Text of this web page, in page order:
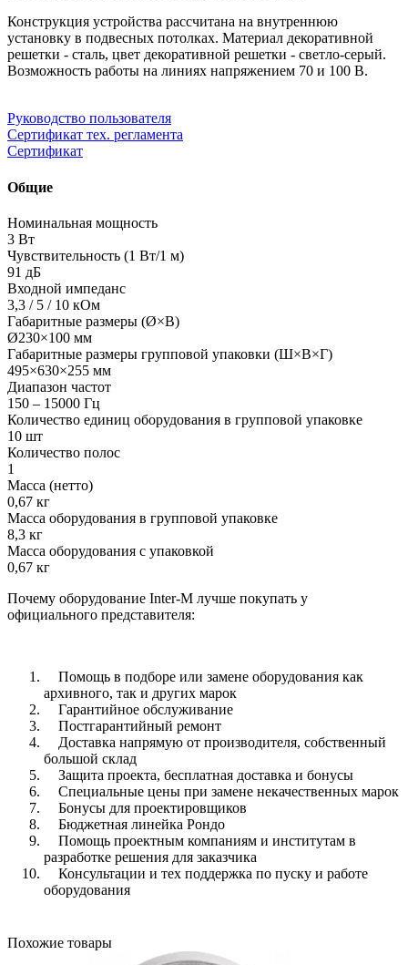
Конструкция устройства рассчитана на внутреннюю
установку в подвесных потолках. Материал декоративной
решетки - сталь, цвет декоративной решетки - светло-серый.
Возможность работы на линиях напряжением 70 и 100 В.
Руководство пользователя
Сертификат тех. регламента
Сертификат
Общие
Номинальная мощность
3 Вт
Чувствительность (1 Вт/1 м)
91 дБ
Входной импеданс
3,3 / 5 / 10 кОм
Габаритные размеры (Ø×В)
Ø230×100 мм
Габаритные размеры групповой упаковки (Ш×В×Г)
495×630×255 мм
Диапазон частот
150 – 15000 Гц
Количество единиц оборудования в групповой упаковке
10 шт
Количество полос
1
Масса (нетто)
0,67 кг
Масса оборудования в групповой упаковке
8,3 кг
Масса оборудования с упаковкой
0,67 кг
Почему оборудование Inter-M лучше покупать у
официального представителя:
Помощь в подборе или замене оборудования как
архивного, так и других марок
Гарантийное обслуживание
Постгарантийный ремонт
Доставка напрямую от производителя, собственный
большой склад
Защита проекта, бесплатная доставка и бонусы
Специальные цены при замене некачественных марок
Бонусы для проектировщиков
Бюджетная линейка Рондо
Помощь проектным компаниям и институтам в
разработке решения для заказчика
Консультации и тех поддержка по пуску и работе
оборудования
Похожие товары